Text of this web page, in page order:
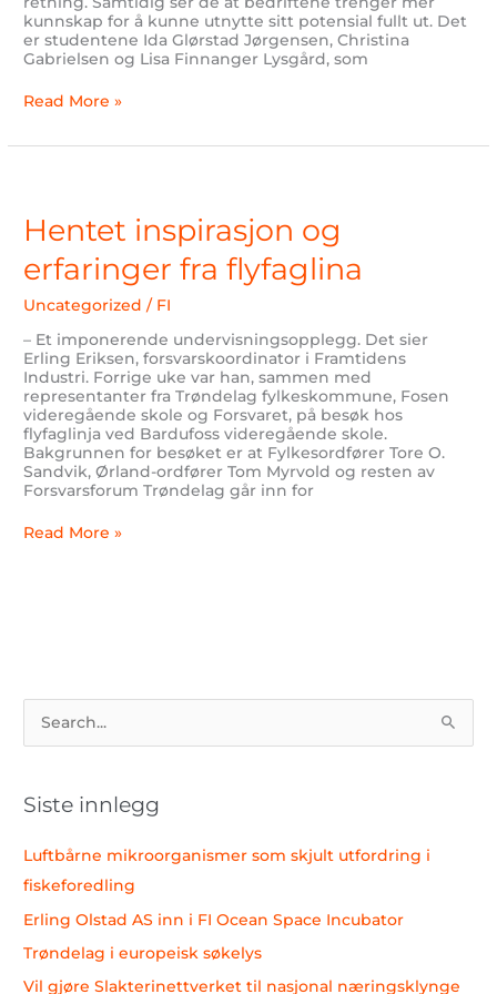
kunnskap for å kunne utnytte sitt potensial fullt ut. Det
er studentene Ida Glørstad Jørgensen, Christina
Gabrielsen og Lisa Finnanger Lysgård, som
Read More »
Hentet inspirasjon og
erfaringer fra flyfaglina
Uncategorized / FI
– Et imponerende undervisningsopplegg. Det sier
Erling Eriksen, forsvarskoordinator i Framtidens
Industri. Forrige uke var han, sammen med
representanter fra Trøndelag fylkeskommune, Fosen
videregående skole og Forsvaret, på besøk hos
flyfaglinja ved Bardufoss videregående skole.
Bakgrunnen for besøket er at Fylkesordfører Tore O.
Sandvik, Ørland-ordfører Tom Myrvold og resten av
Forsvarsforum Trøndelag går inn for
erfaringer
flyfaglina
Read More »
e
t
t
Siste innlegg
Luftbårne mikroorganismer som skjult utfordring i
fiskeforedling
Erling Olstad AS inn i FI Ocean Space Incubator
Trøndelag i europeisk søkelys
Vil gjøre Slakterinettverket til nasjonal næringsklynge